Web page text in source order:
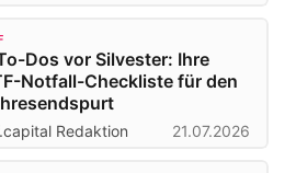
Dos vor Silvester: Ihre
Notfall-Checkliste für den
Redaktion 21.07.2026